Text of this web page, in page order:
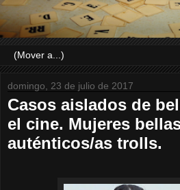
domingo, 23 de julio de 2017
Casos aislados de
el cine. Mujeres
auténticos/as trolls.